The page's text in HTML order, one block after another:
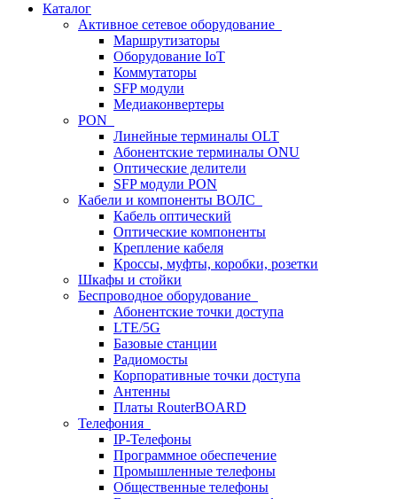
Каталог
Активное сетевое оборудование
Маршрутизаторы
Оборудование IoT
Коммутаторы
SFP модули
Медиаконвертеры
PON
Линейные терминалы OLT
Абонентские терминалы ONU
Оптические делители
SFP модули PON
Кабели и компоненты ВОЛС
Кабель оптический
Оптические компоненты
Крепление кабеля
Кроссы, муфты, коробки, розетки
Шкафы и стойки
Беспроводное оборудование
Абонентские точки доступа
LTE/5G
Базовые станции
Радиомосты
Корпоративные точки доступа
Антенны
Платы RouterBOARD
Телефония
IP-Телефоны
Программное обеспечение
Промышленные телефоны
Общественные телефоны